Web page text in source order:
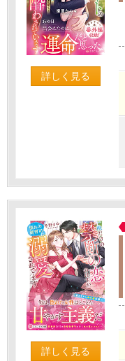
詳しく見る
詳しく見る